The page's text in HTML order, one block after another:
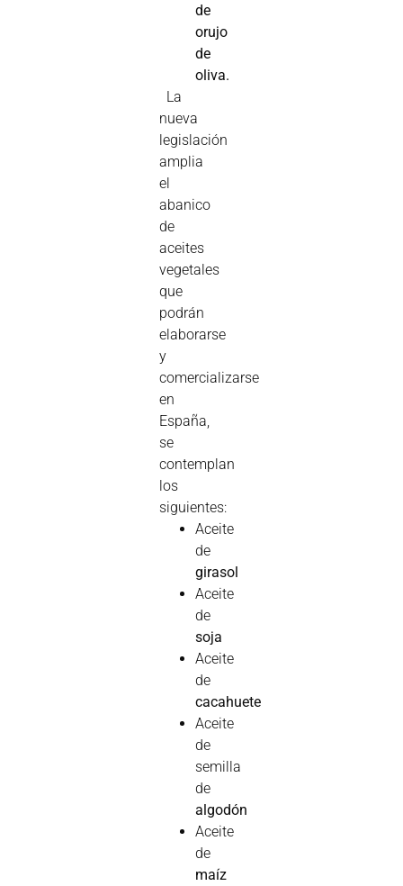
de
orujo
de
oliva.
La
nueva
legislación
amplia
el
abanico
de
aceites
vegetales
que
podrán
elaborarse
y
comercializarse
en
España,
se
contemplan
los
siguientes:
Aceite
de
girasol
Aceite
de
soja
Aceite
de
cacahuete
Aceite
de
semilla
de
algodón
Aceite
de
maíz